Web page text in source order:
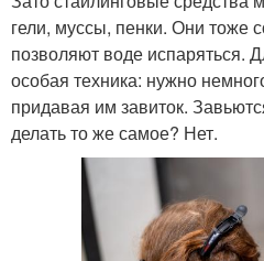
гели, муссы, пенки. Они тоже
позволяют воде испаряться.
особая техника: нужно
придавая им завиток.
делать то же самое? Нет.